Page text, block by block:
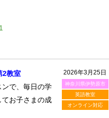
2026年3月25日
神奈川県伊勢原市
英語教室
オンライン対応
2教室
で、毎日の学
お子さまの成